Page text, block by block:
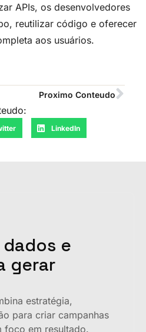
APIs, os desenvolvedores
reutilizar código e oferecer
aos usuários.
Proximo Conteudo
LinkedIn
e
gerar
estratégia,
para criar campanhas
foco em resultado.